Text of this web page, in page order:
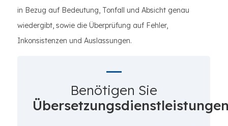
in Bezug auf Bedeutung, Tonfall und Absicht genau
wiedergibt, sowie die Überprüfung auf Fehler,
Inkonsistenzen und Auslassungen.
Benötigen Sie